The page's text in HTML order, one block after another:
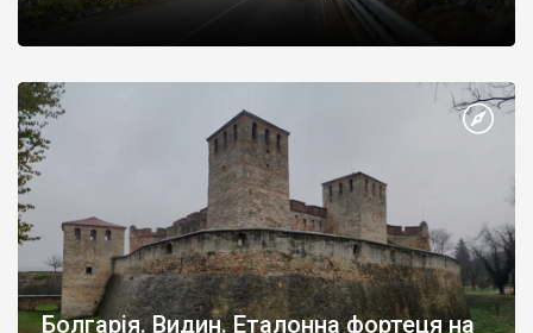
Болгарія. Видин. Еталонна фортеця на